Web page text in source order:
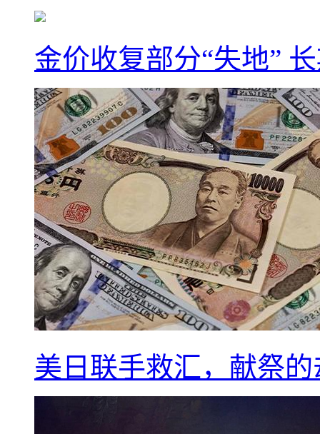
金价收复部分“失地”
美日联手救汇，献祭